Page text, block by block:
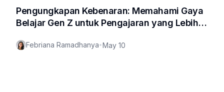
Pengungkapan Kebenaran: Memahami Gaya
Belajar Gen Z untuk Pengajaran yang Lebih
Febriana Ramadhanya•May 10